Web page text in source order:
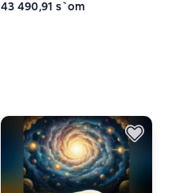
43 490,91 s`om